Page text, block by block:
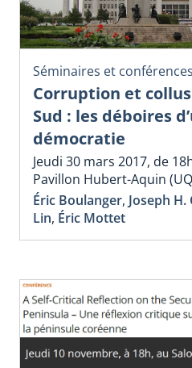
Séminaires et conférences
Corruption et
Sud : les déboires
démocratie
Jeudi 30 mars 2017, de
Pavillon Hubert-Aquin
Éric Boulanger, Joseph H.
Lin, Éric Mottet